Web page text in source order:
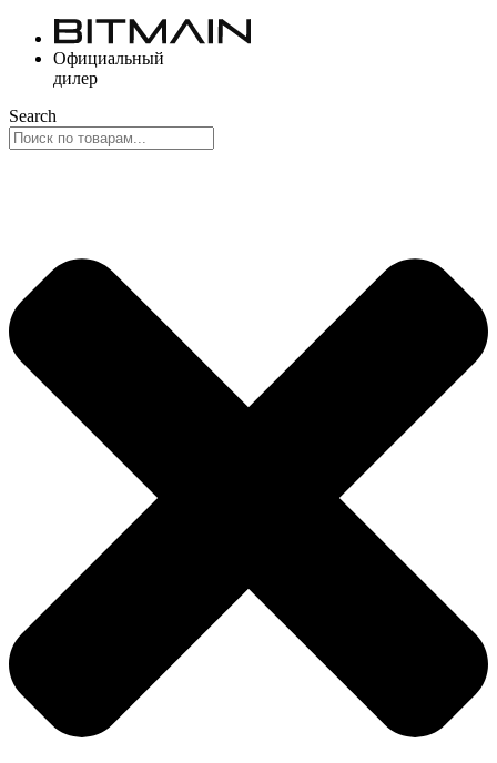
Перейти
содержимому
Официальный
дилер
Search